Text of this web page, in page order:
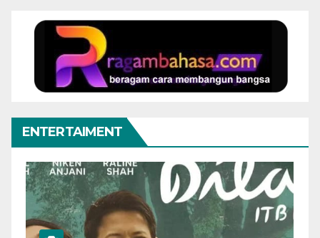
ENTERTAIMENT